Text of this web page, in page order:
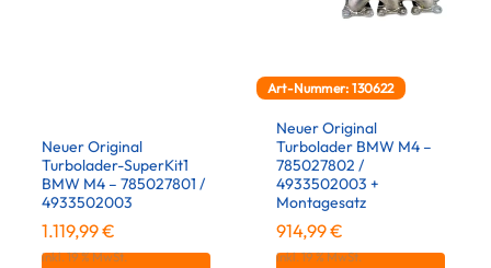
Neuer Original
Turbolader-SuperKit1
BMW M4 – 785027801 /
4933502003
1.119,99€
inkl. 19 % MwSt.
Art-Nummer: 130622
Neuer Original
Turbolader BMW M4 –
785027802 /
4933502003 +
Montagesatz
914,99€
inkl. 19 % MwSt.